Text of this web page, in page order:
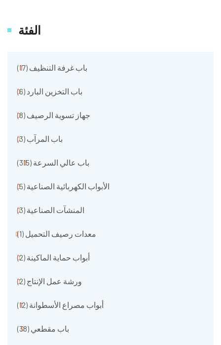
الفئة
باب غرفة التنظيف (17)
باب التخزين البارد (6)
جهاز تسوية الرصيف (8)
باب المرآب (3)
باب عالي السرعة (315)
الأبواب الكهربائية الصناعية (5)
المنشآت الصناعية (3)
معدات رصيف التحميل (1)
أبواب حماية الماكينة (2)
ورشة عمل الإنتاج (2)
أبواب مصراع الأسطوانة (12)
باب مقطعي (38)